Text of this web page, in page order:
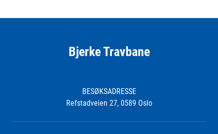
Bjerke Travbane
BESØKSADRESSE
Refstadveien 27, 0589 Oslo